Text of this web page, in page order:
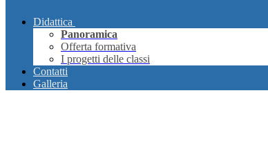
Didattica
Panoramica
Offerta formativa
I progetti delle classi
Contatti
Galleria